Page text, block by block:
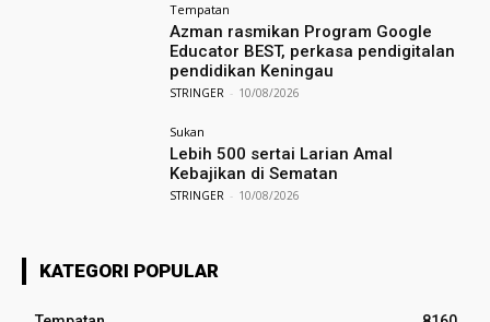
Tempatan
Azman rasmikan Program Google
Educator BEST, perkasa pendigitalan
pendidikan Keningau
STRINGER - 10/08/2026
Sukan
Lebih 500 sertai Larian Amal
Kebajikan di Sematan
STRINGER - 10/08/2026
KATEGORI POPULAR